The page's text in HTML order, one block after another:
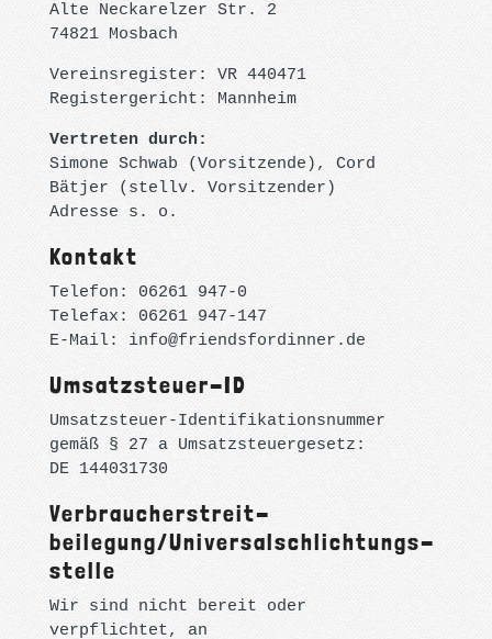
Alte Neckarelzer Str. 2
74821 Mosbach
Vereinsregister: VR 440471
Registergericht: Mannheim
Vertreten durch:
Simone Schwab (Vorsitzende), Cord
Bätjer (stellv. Vorsitzender)
Adresse s. o.
Kontakt
Telefon: 06261 947-0
Telefax: 06261 947-147
E-Mail: info@friendsfordinner.de
Umsatzsteuer-ID
Umsatzsteuer-Identifikationsnummer
gemäß § 27 a Umsatzsteuergesetz:
DE 144031730
Verbraucher­streit­
beilegung/Universal­schlichtungs­
stelle
Wir sind nicht bereit oder
verpflichtet, an